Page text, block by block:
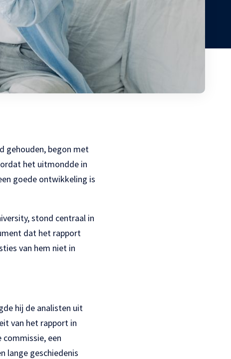
gehouden, begon met
het uitmondde in
goede ontwikkeling is
stond centraal in
dat het rapport
van hem niet in
hij de analisten uit
van het rapport in
een
lange geschiedenis